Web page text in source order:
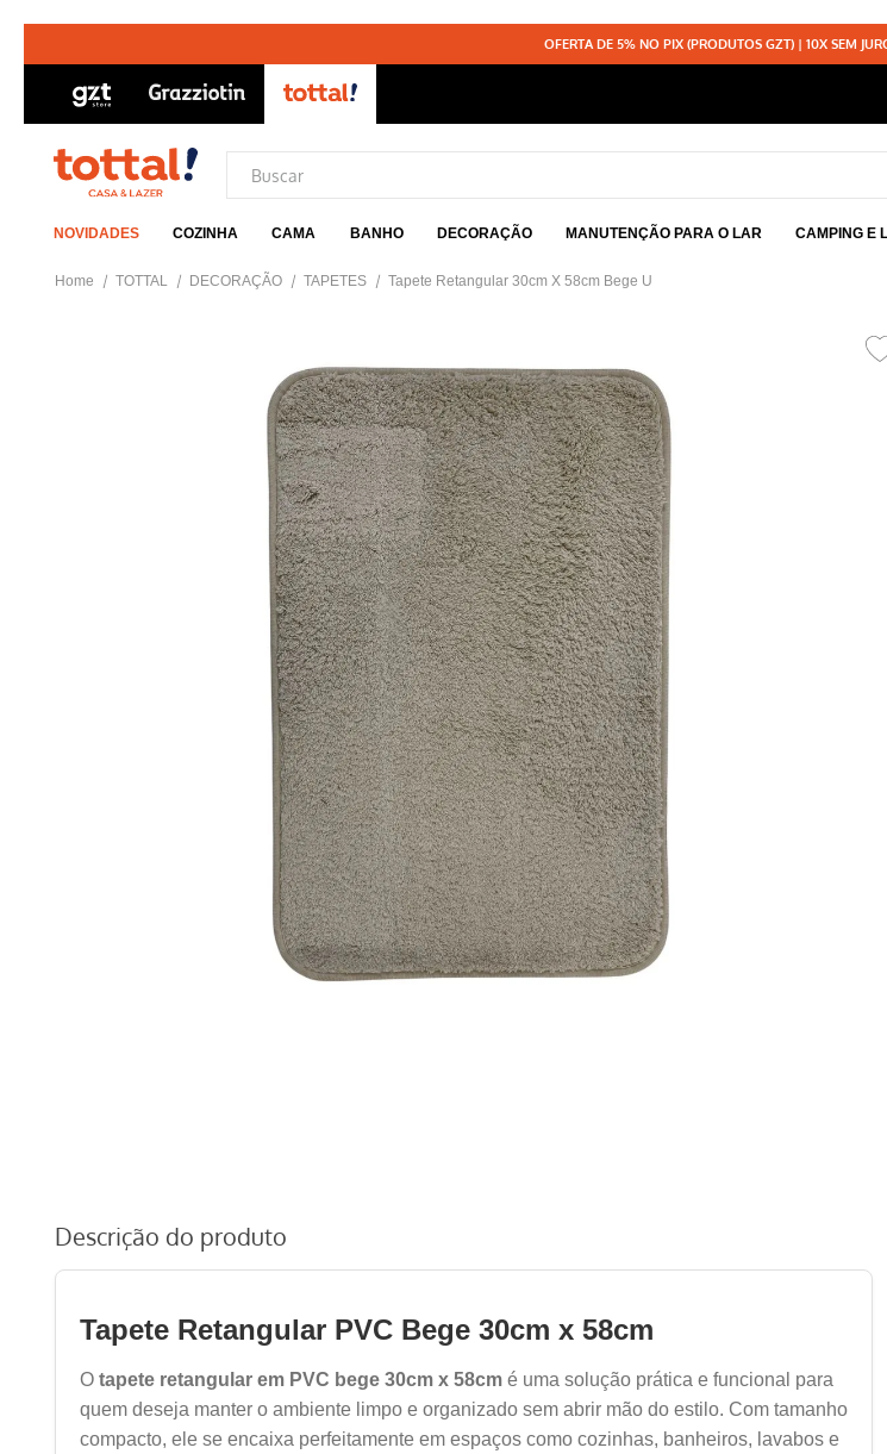
OFERTA DE 5% NO PIX (PRODUTOS GZT) | 10X SEM
NOVIDADES COZINHA CAMA BANHO DECORAÇÃO MANUTENÇÃO PARA O LAR CAMPING E
TOTTAL DECORAÇÃO TAPETES Tapete Retangular 30cm X 58cm Bege U
Descrição do produto
Tapete Retangular PVC Bege 30cm x 58cm
O tapete retangular em PVC bege 30cm x 58cm é uma solução prática e funcional para
quem deseja manter o ambiente limpo e organizado sem abrir mão do estilo. Com tamanho
compacto, ele se encaixa perfeitamente em espaços como cozinhas, banheiros, lavabos e